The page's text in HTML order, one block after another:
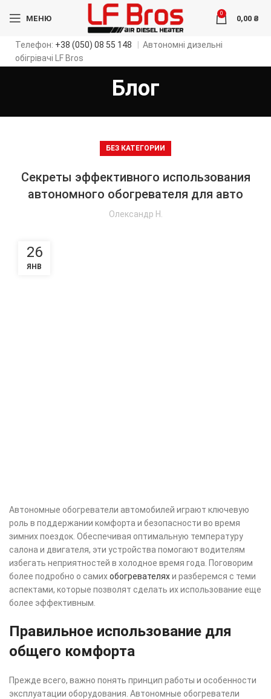
МЕНЮ
0
0,00 ₴
Телефон: +38 (050) 08 55 148
Автономні дизельні
обігрівачі LF Bros
Блог
БЕЗ КАТЕГОРИИ
Секреты эффективного использования
автономного обогревателя для авто
Олександр Н.
26
ЯНВ
Автономные обогреватели автомобилей играют ключевую
роль в поддержании комфорта и безопасности во время
зимних поездок. Обеспечивая оптимальную температуру
салона и двигателя, эти устройства помогают водителям
избегать неприятностей в холодное время года. Поговорим
более подробно о самихобогревателяхи разберемся с теми
аспектами, которые позволят сделать их использование еще
более эффективным.
Правильное использование для
общего комфорта
Прежде всего, важно понять принцип работы и особенности
эксплуатации оборудования. Автономные обогреватели